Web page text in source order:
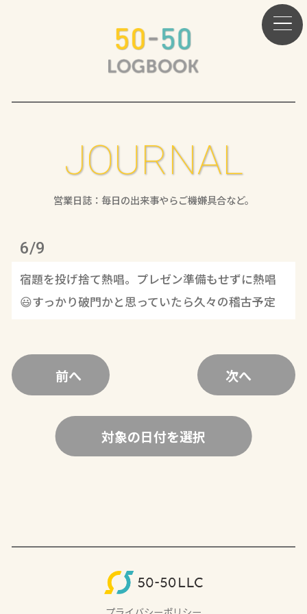
JOURNAL
営業日誌：毎日の出来事やらご機嫌具合など。
6/9
宿題を投げ捨て熱唱。プレゼン準備もせずに熱唱
😃すっかり破門かと思っていたら久々の稽古予定
前へ 次へ
対象の日付を選択